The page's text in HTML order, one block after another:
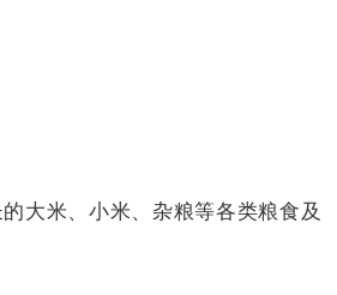
大米、小米、杂粮等各类粮食及